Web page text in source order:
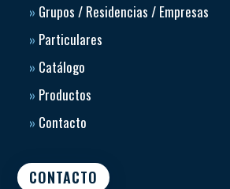
» Grupos / Residencias / Empresas
» Particulares
» Catálogo
» Productos
» Contacto
CONTACTO